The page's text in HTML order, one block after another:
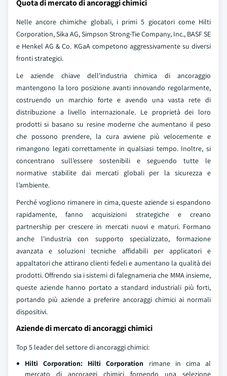
Quota di mercato di ancoraggi chimici
Nelle ancore chimiche globali, i primi 5 giocatori come Hilti
Corporation, Sika AG, Simpson Strong-Tie Company, Inc., BASF SE
e Henkel AG & Co. KGaA competono aggressivamente su diversi
fronti strategici.
Le aziende chiave dell'industria chimica di ancoraggio
mantengono la loro posizione avanti innovando regolarmente,
costruendo un marchio forte e avendo una vasta rete di
distribuzione a livello internazionale. Le proprietà dei loro
prodotti si basano su resine moderne che aumentano il peso
che possono prendere, la cura avviene più velocemente e
rimangono legati correttamente in qualsiasi tempo. Inoltre, si
concentrano sull’essere sostenibili e seguendo tutte le
normative stabilite dai mercati globali per la sicurezza e
l’ambiente.
Perché vogliono rimanere in cima, queste aziende si espandono
rapidamente, fanno acquisizioni strategiche e creano
partnership per crescere in mercati nuovi e maturi. Formano
anche l'industria con supporto specializzato, formazione
avanzata e soluzioni tecniche affidabili per applicatori e
appaltatori che attirano clienti fedeli e aumentano la qualità dei
prodotti. Offrendo sia i sistemi di falegnameria che MMA insieme,
queste aziende hanno portato a standard industriali più forti,
portando più aziende a preferire ancoraggi chimici ai normali
dispositivi.
Aziende di mercato di ancoraggi chimici
Top 5 leader del settore di ancoraggi chimici:
Hilti Corporation: Hilti Corporation rimane in cima al
mercato di ancoraggi chimici fornendo una selezione